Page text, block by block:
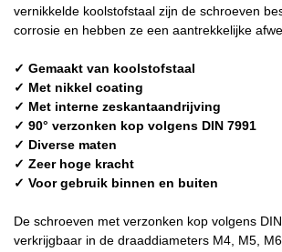
vernikkelde koolstofstaal zijn de schroeven
corrosie en hebben ze een aantrekkelijke
✓ Gemaakt van koolstofstaal
✓ Met nikkel coating
✓ Met interne zeskantaandrijving
✓ 90° verzonken kop volgens DIN 7991
✓ Diverse maten
✓ Zeer hoge kracht
✓ Voor gebruik binnen en buiten
De schroeven met verzonken kop volgens
verkrijgbaar in de draaddiameters M4, M5, M6